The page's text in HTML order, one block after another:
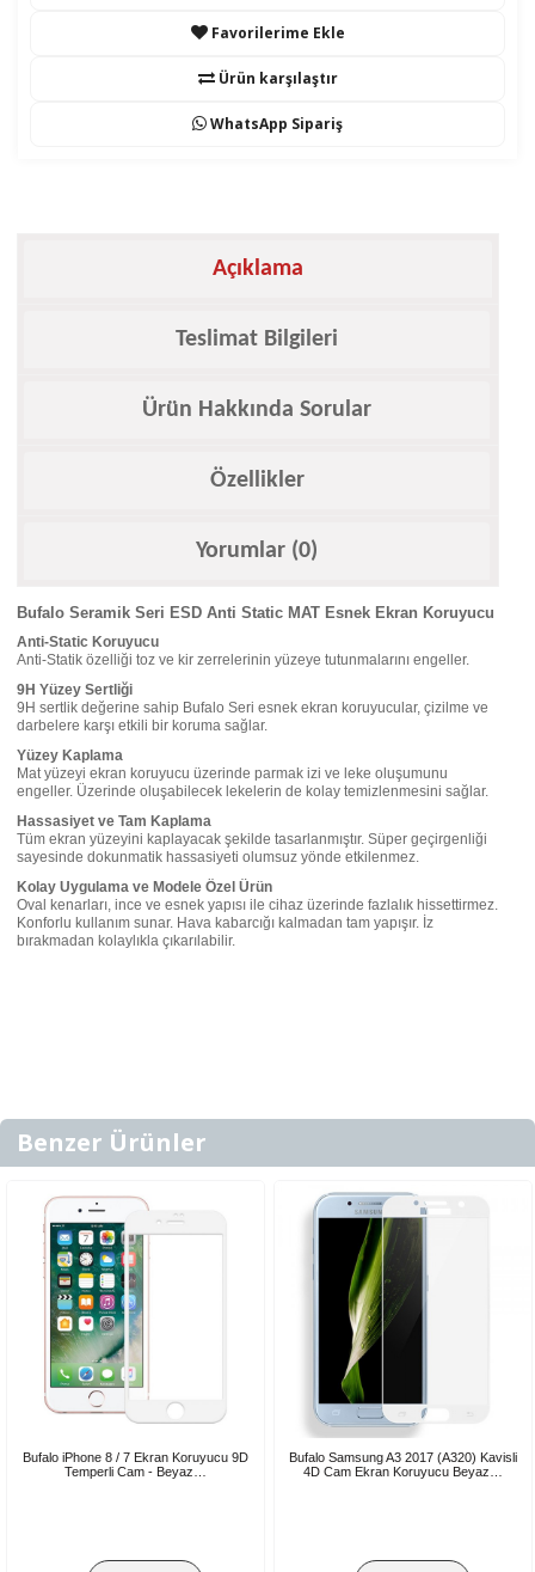
Favorilerime Ekle
Ürün karşılaştır
WhatsApp Sipariş
Açıklama
Teslimat Bilgileri
Ürün Hakkında Sorular
Özellikler
Yorumlar (0)
Bufalo Seramik Seri ESD Anti Static MAT Esnek Ekran Koruyucu
Anti-Static Koruyucu
Anti-Statik özelliği toz ve kir zerrelerinin yüzeye tutunmalarını engeller.
9H Yüzey Sertliği
9H sertlik değerine sahip Bufalo Seri esnek ekran koruyucular, çizilme ve
darbelere karşı etkili bir koruma sağlar.
Yüzey Kaplama
Mat yüzeyi ekran koruyucu üzerinde parmak izi ve leke oluşumunu
engeller. Üzerinde oluşabilecek lekelerin de kolay temizlenmesini sağlar.
Hassasiyet ve Tam Kaplama
Tüm ekran yüzeyini kaplayacak şekilde tasarlanmıştır. Süper geçirgenliği
sayesinde dokunmatik hassasiyeti olumsuz yönde etkilenmez.
Kolay Uygulama ve Modele Özel Ürün
Oval kenarları, ince ve esnek yapısı ile cihaz üzerinde fazlalık hissettirmez.
Konforlu kullanım sunar. Hava kabarcığı kalmadan tam yapışır. İz
bırakmadan kolaylıkla çıkarılabilir.
Benzer Ürünler
Bufalo iPhone 8 / 7 Ekran Koruyucu 9D
Temperli Cam - Beyaz…
Bufalo Samsung A3 2017 (A320) Kavisli
4D Cam Ekran Koruyucu Beyaz…